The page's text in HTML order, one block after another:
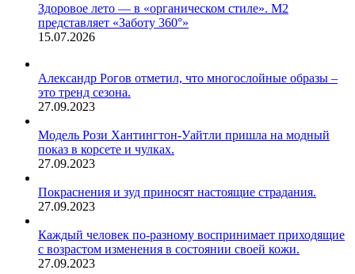
Здоровое лето — в «органическом стиле». М2
представляет «Заботу 360°»
15.07.2026
Александр Рогов отметил, что многослойные образы –
это тренд сезона.
27.09.2023
Модель Рози Хантингтон-Уайтли пришла на модный
показ в корсете и чулках.
27.09.2023
Покраснения и зуд приносят настоящие страдания.
27.09.2023
Каждый человек по-разному воспринимает приходящие
с возрастом изменения в состоянии своей кожи.
27.09.2023